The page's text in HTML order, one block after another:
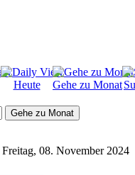
Heute Gehe zu Monat
Gehe zu Monat
Freitag, 08. November 2024